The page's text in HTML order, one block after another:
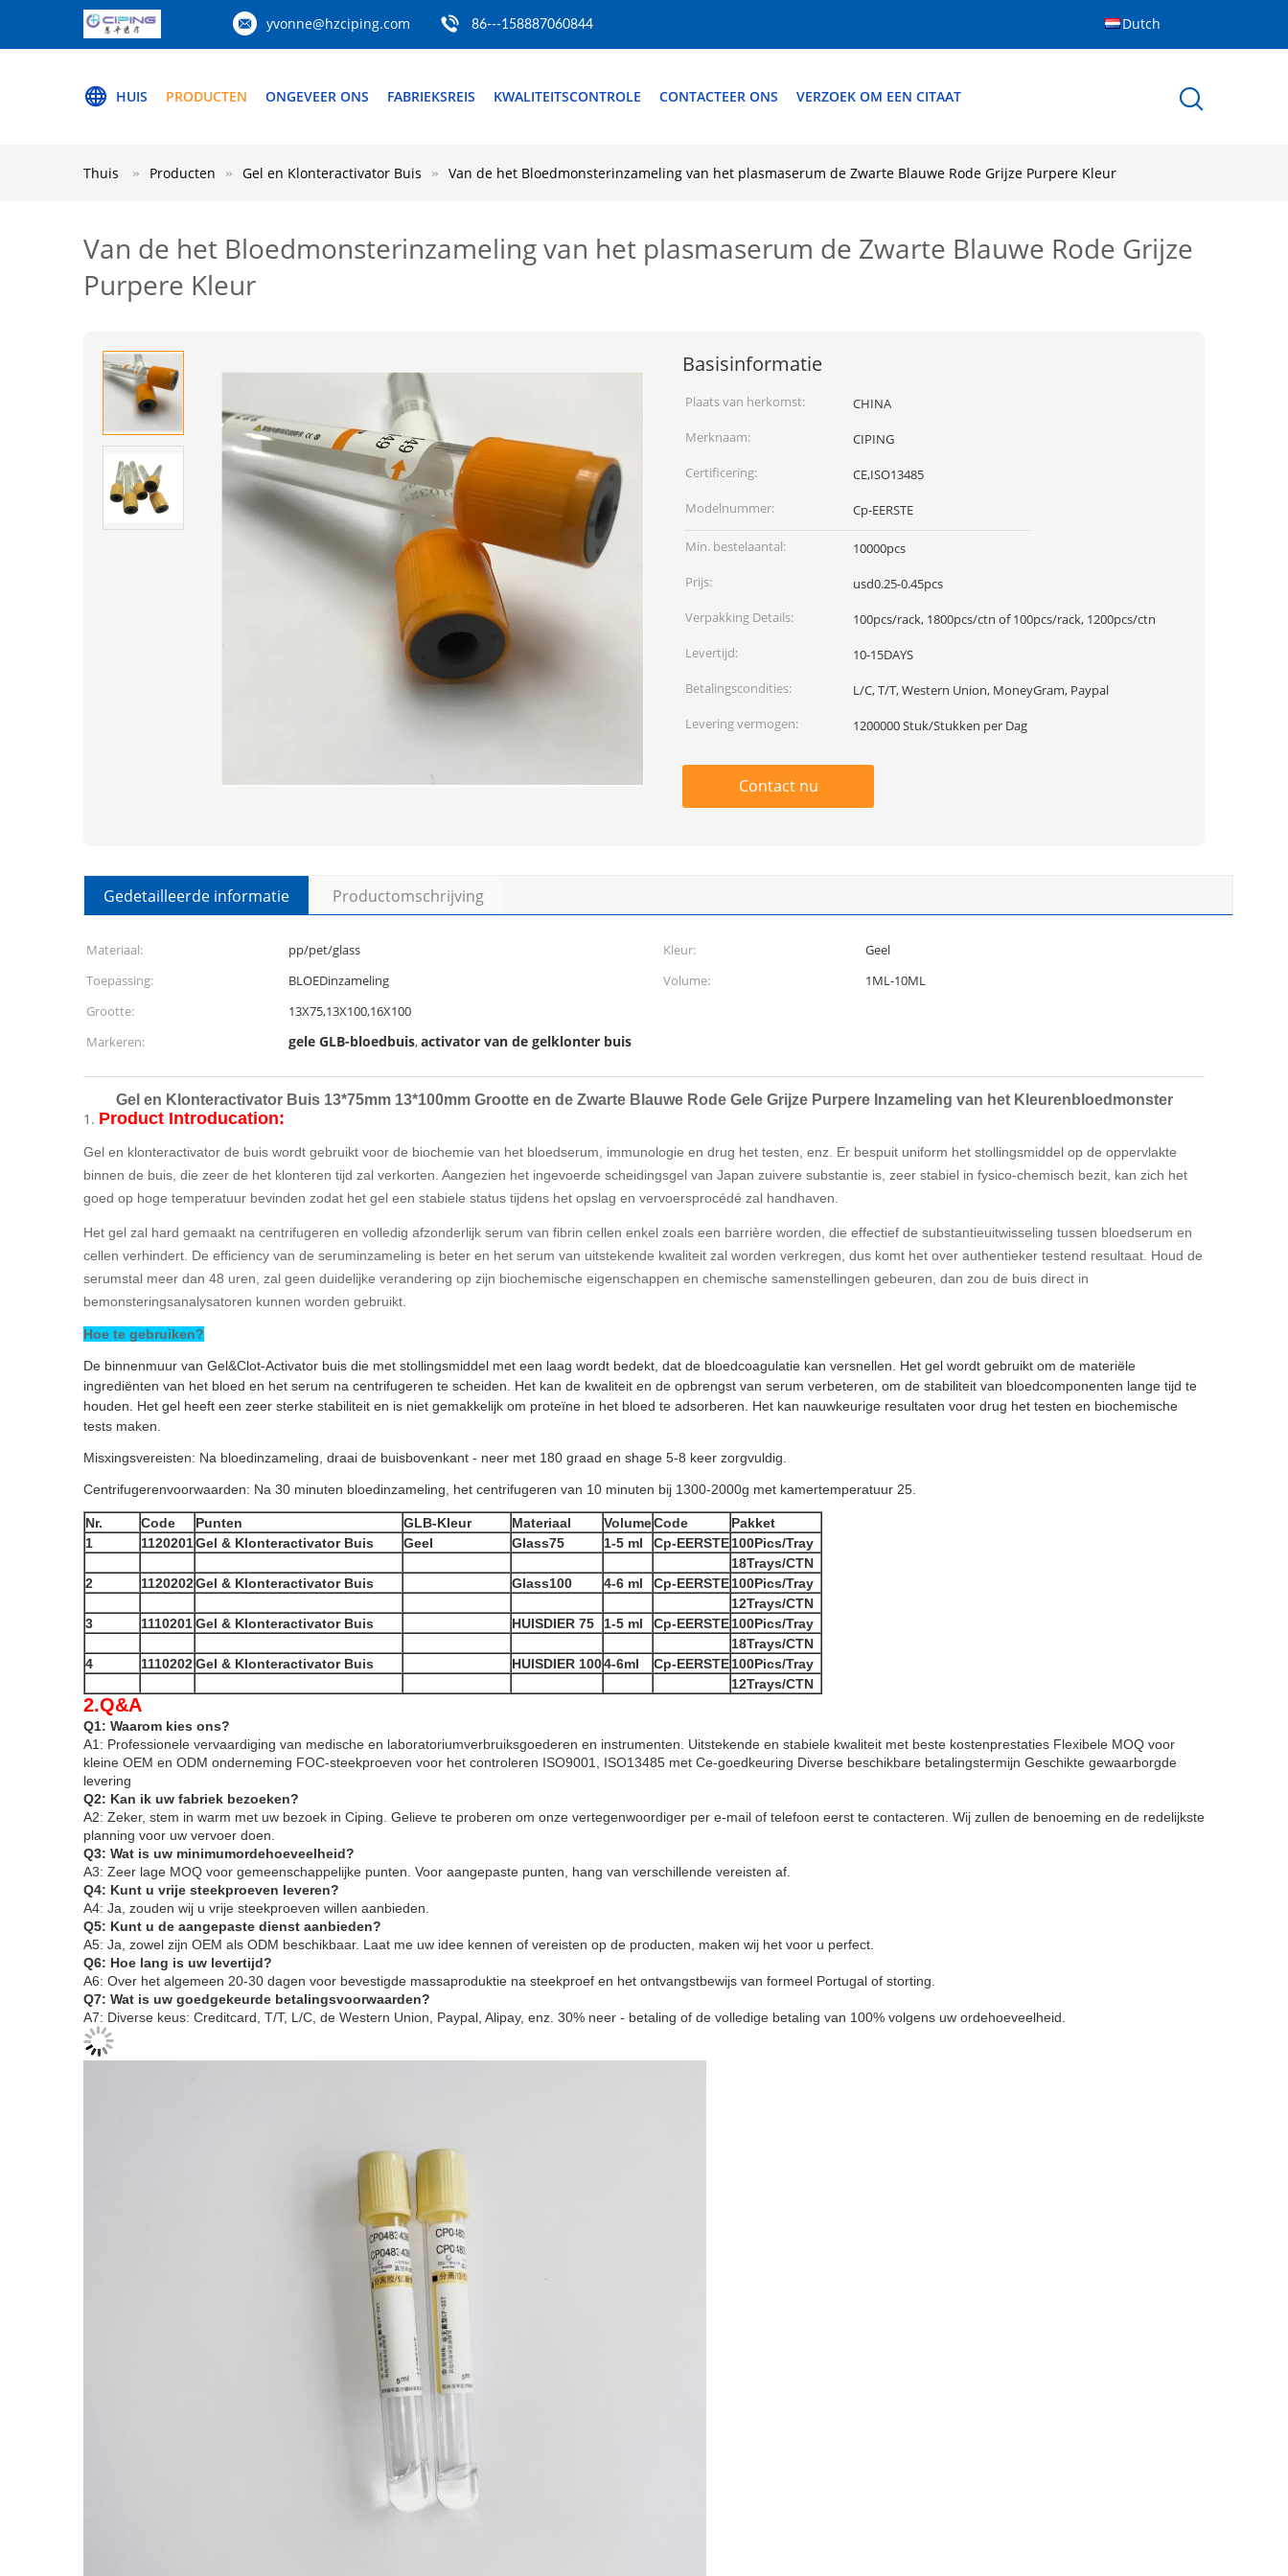
yvonne@hzciping.com 86---158887060844 Dutch
HUIS PRODUCTEN ONGEVEER ONS FABRIEKSREIS KWALITEITSCONTROLE CONTACTEER ONS VERZOEK OM EEN CITAAT
Thuis Producten Gel en Klonteractivator Buis Van de het Bloedmonsterinzameling van het plasmaserum de Zwarte Blauwe Rode Grijze Purpere Kleur
Van de het Bloedmonsterinzameling van het plasmaserum de Zwarte Blauwe Rode Grijze
Purpere Kleur
Basisinformatie
Plaats van herkomst:
CHINA
Merknaam:
CIPING
Certificering:
CE,ISO13485
Modelnummer:
Cp-EERSTE
Min. bestelaantal:
10000pcs
Prijs:
usd0.25-0.45pcs
Verpakking Details:
100pcs/rack, 1800pcs/ctn of 100pcs/rack, 1200pcs/ctn
Levertijd:
10-15DAYS
Betalingscondities:
L/C, T/T, Western Union, MoneyGram, Paypal
Levering vermogen:
1200000 Stuk/Stukken per Dag
Contact nu
Gedetailleerde informatie Productomschrijving
Materiaal: pp/pet/glass Kleur:
Geel
Toepassing:
BLOEDinzameling Volume:
1ML-10ML
Grootte:
13X75,13X100,16X100
Markeren:
gele GLB-bloedbuis,activator van de gelklonter buis
Gel en Klonteractivator Buis 13*75mm 13*100mm Grootte en de Zwarte Blauwe Rode Gele Grijze Purpere Inzameling van het Kleurenbloedmonster
1. Product Introducation:
Gel en klonteractivator de buis wordt gebruikt voor de biochemie van het bloedserum, immunologie en drug het testen, enz. Er bespuit uniform het stollingsmiddel op de oppervlakte
binnen de buis, die zeer de het klonteren tijd zal verkorten. Aangezien het ingevoerde scheidingsgel van Japan zuivere substantie is, zeer stabiel in fysico-chemisch bezit, kan zich het
goed op hoge temperatuur bevinden zodat het gel een stabiele status tijdens het opslag en vervoersprocédé zal handhaven.
Het gel zal hard gemaakt na centrifugeren en volledig afzonderlijk serum van fibrin cellen enkel zoals een barrière worden, die effectief de substantieuitwisseling tussen bloedserum en
cellen verhindert. De efficiency van de seruminzameling is beter en het serum van uitstekende kwaliteit zal worden verkregen, dus komt het over authentieker testend resultaat. Houd de
serumstal meer dan 48 uren, zal geen duidelijke verandering op zijn biochemische eigenschappen en chemische samenstellingen gebeuren, dan zou de buis direct in
bemonsteringsanalysatoren kunnen worden gebruikt.
Hoe te gebruiken?
De binnenmuur van Gel&Clot-Activator buis die met stollingsmiddel met een laag wordt bedekt, dat de bloedcoagulatie kan versnellen. Het gel wordt gebruikt om de materiële
ingrediënten van het bloed en het serum na centrifugeren te scheiden. Het kan de kwaliteit en de opbrengst van serum verbeteren, om de stabiliteit van bloedcomponenten lange tijd te
houden. Het gel heeft een zeer sterke stabiliteit en is niet gemakkelijk om proteïne in het bloed te adsorberen. Het kan nauwkeurige resultaten voor drug het testen en biochemische
tests maken.
Misxingsvereisten: Na bloedinzameling, draai de buisbovenkant - neer met 180 graad en shage 5-8 keer zorgvuldig.
Centrifugerenvoorwaarden: Na 30 minuten bloedinzameling, het centrifugeren van 10 minuten bij 1300-2000g met kamertemperatuur 25.
Nr. Code Punten GLB-Kleur Materiaal VolumeCode
Pakket
1
1120201Gel & Klonteractivator Buis Geel Glass75 1-5 ml Cp-EERSTE100Pics/Tray
18Trays/CTN
2
1120202Gel & Klonteractivator Buis Glass100 4-6 ml Cp-EERSTE100Pics/Tray
12Trays/CTN
3
1110201Gel & Klonteractivator Buis HUISDIER 75 1-5 ml Cp-EERSTE100Pics/Tray
18Trays/CTN
4
1110202Gel & Klonteractivator Buis HUISDIER 1004-6ml Cp-EERSTE100Pics/Tray
12Trays/CTN
2.Q&A
Q1: Waarom kies ons?
A1: Professionele vervaardiging van medische en laboratoriumverbruiksgoederen en instrumenten. Uitstekende en stabiele kwaliteit met beste kostenprestaties Flexibele MOQ voor
kleine OEM en ODM onderneming FOC-steekproeven voor het controleren ISO9001, ISO13485 met Ce-goedkeuring Diverse beschikbare betalingstermijn Geschikte gewaarborgde
levering
Q2: Kan ik uw fabriek bezoeken?
A2: Zeker, stem in warm met uw bezoek in Ciping . Gelieve te proberen om onze vertegenwoordiger per e-mail of telefoon eerst te contacteren. Wij zullen de benoeming en de redelijkste
planning voor uw vervoer doen.
Q3: Wat is uw minimumordehoeveelheid?
A3: Zeer lage MOQ voor gemeenschappelijke punten. Voor aangepaste punten, hang van verschillende vereisten af.
Q4: Kunt u vrije steekproeven leveren?
A4: Ja, zouden wij u vrije steekproeven willen aanbieden
Q5: Kunt u de aangepaste dienst aanbieden?
A5: Ja, zowel zijn OEM als ODM beschikbaar. Laat me uw idee kennen of vereisten op de producten, maken wij het voor u perfect.
Q6: Hoe lang is uw levertijd?
A6: Over het algemeen 20-30 dagen voor bevestigde massaproduktie na steekproef en het ontvangstbewijs van formeel Portugal of storting.
Q7: Wat is uw goedgekeurde betalingsvoorwaarden?
A7: Diverse keus: Creditcard, T/T, L/C, de Western Union, Paypal, Alipay, enz. 30% neer - betaling of de volledige betaling van 100% volgens uw ordehoeveelheid.